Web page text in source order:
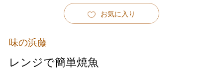
お気に入り
味の浜藤
レンジで簡単焼魚